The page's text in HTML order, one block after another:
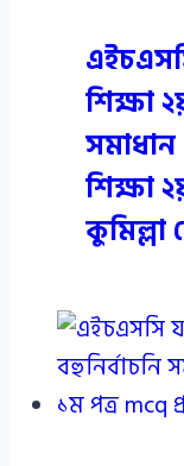
শিক্ষা
শিক্ষা
কুমিল্লা